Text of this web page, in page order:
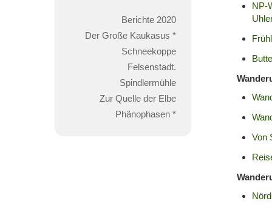
Berichte 2020
Der Große Kaukasus *
Schneekoppe
Felsenstadt.
Spindlermühle
Zur Quelle der Elbe
Phänophasen *
NP-
Von